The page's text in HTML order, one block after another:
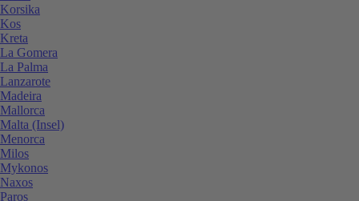
Korsika
Kos
Kreta
La Gomera
La Palma
Lanzarote
Madeira
Mallorca
Malta (Insel)
Menorca
Milos
Mykonos
Naxos
Paros